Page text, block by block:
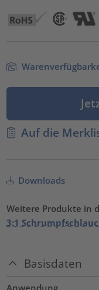
Auf die
Downloads
Weitere Produkte in
3:1
Basisdaten